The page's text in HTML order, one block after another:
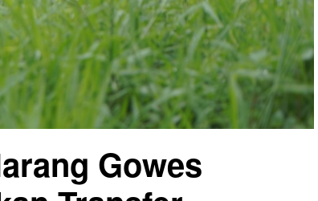
Gowes